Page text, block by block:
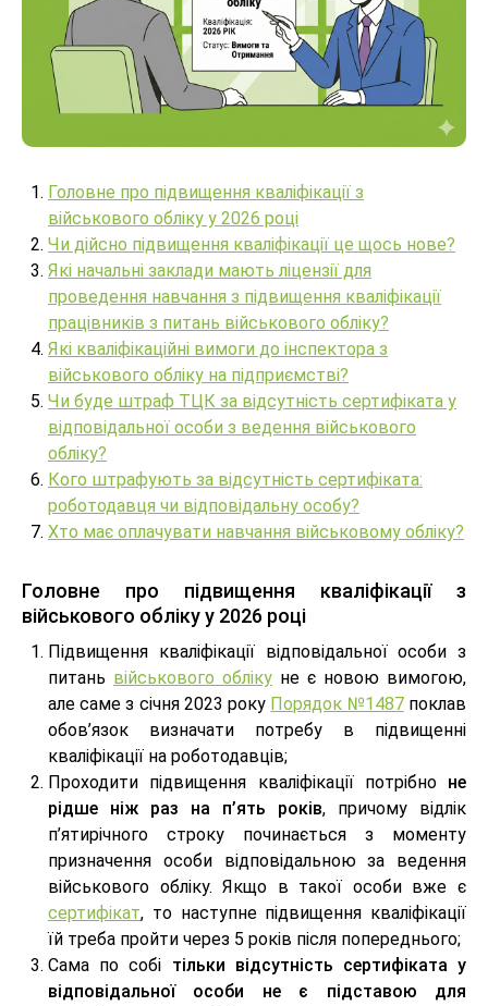
Головне про підвищення кваліфікації з
військового обліку у 2026 році
Чи дійсно підвищення кваліфікації це щось нове?
Які начальні заклади мають ліцензії для
проведення навчання з підвищення кваліфікації
працівників з питань військового обліку?
Які кваліфікаційні вимоги до інспектора з
військового обліку на підприємстві?
Чи буде штраф ТЦК за відсутність сертифіката у
відповідальної особи з ведення військового
обліку?
Кого штрафують за відсутність сертифіката:
роботодавця чи відповідальну особу?
Хто має оплачувати навчання військовому обліку?
Головне про підвищення кваліфікації з
військового обліку у 2026 році
Підвищення кваліфікації відповідальної особи з
питань військового обліку не є новою вимогою,
але саме з січня 2023 року Порядок №1487поклав
обов’язок визначати потребу в підвищенні
кваліфікації на роботодавців;
Проходити підвищення кваліфікації потрібно не
рідше ніж раз на п’ять років, причому відлік
п’ятирічного строку починається з моменту
призначення особи відповідальною за ведення
військового обліку. Якщо в такої особи вже є
сертифікат, то наступне підвищення кваліфікації
їй треба пройти через 5 років після попереднього;
Сама по собі тільки відсутність сертифіката у
відповідальної особи не є підставою для